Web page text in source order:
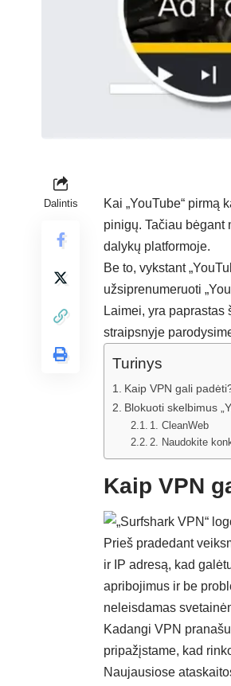
Dalintis
Kai „YouTube“ pirmą
pinigų. Tačiau bėgant
dalykų platformoje.
Be to, vykstant
užsiprenumeruoti
Laimei, yra paprastas
straipsnyje
Turinys
Kaip VPN gali
Blokuoti skelbimus
1. CleanWeb
2. Naudokite
Kaip VPN
Prieš pradedant
ir IP adresą, kad
apribojimus ir be
neleisdamas
Kadangi VPN
pripažįstame, kad
Naujausiose